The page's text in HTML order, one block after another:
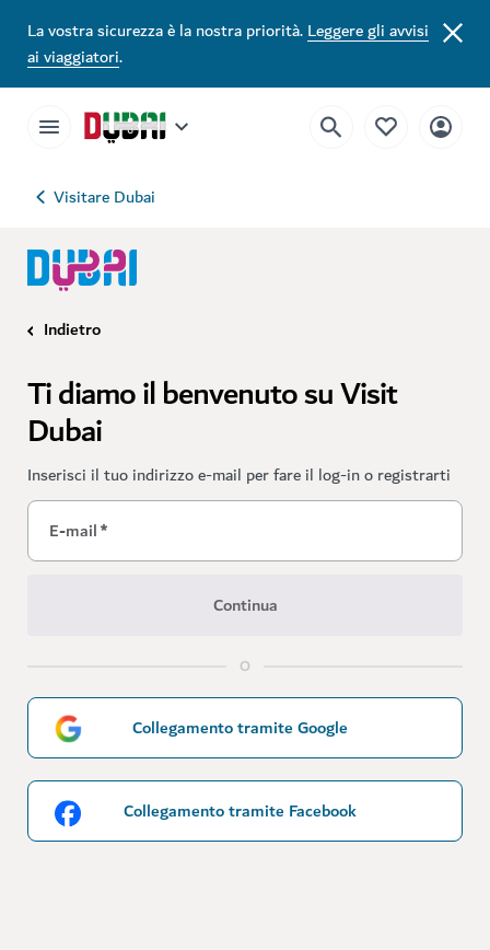
La vostra sicurezza è la nostra priorità.Leggere gli avvisi
ai viaggiatori.
Visitare Dubai
Indietro
Ti diamo il benvenuto su Visit
Dubai
Inserisci il tuo indirizzo e-mail per fare il log-in o registrarti
E-mail*
Continua
O
Collegamento tramite Google
Collegamento tramite Facebook